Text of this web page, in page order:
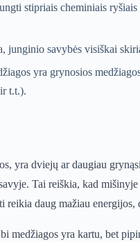
stipriais cheminiais
junginio savybės visiškai
yra grynosios
t.t.).
yra dviejų ar daugiau
Tai reiškia, kad
daug mažiau
medžiagos yra kartu, bet